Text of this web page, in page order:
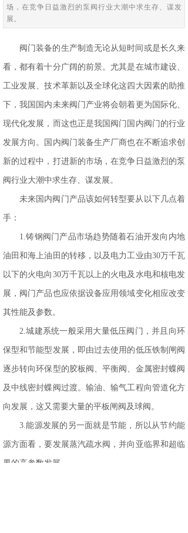
场，在竞争日益激烈的泵阀行业大潮中求生存、谋发
展。
阀门装备的生产制造无论从短时间或是长久来
看，都有着十分广阔的前景。尤其是在城市建设、
工业发展、技术革新以及全球化这四大因素的助推
下，我国国内未来阀门产业将会朝着更为国际化、
现代化发展，而这也正是我国阀门国内阀门的行业
发展方向。国内阀门装备生产厂商也在不断追求创
新的过程中，打进新的市场，在竞争日益激烈的泵
阀行业大潮中求生存、谋发展。
未来国内阀门产品该如何转型要从以下几点着
手：
1.铸钢阀门产品市场趋势随着石油开发向内地
油田和海上油田的转移，以及电力工业由30万千瓦
以下的火电向30万千瓦以上的火电及水电和核电发
展，阀门产品也应依据设备应用领域变化相应改变
其性能及参数。
2.城建系统一般采用大量低压阀门，并且向环
保型和节能型发展，即由过去使用的低压铁制闸阀
逐步转向环保型的胶板阀、平衡阀、金属密封蝶阀
及中线密封蝶阀过渡。输油、输气工程向管道化方
向发展，这又需要大量的平板闸阀及球阀。
3.能源发展的另一面就是节能，所以从节约能
源方面看，要发展蒸汽疏水阀，并向亚临界和超临
界的高参数发展。